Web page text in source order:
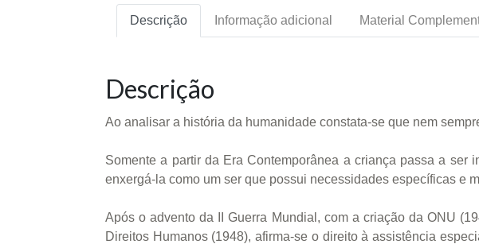
Descrição Informação adicional Material
Descrição
Ao analisar a história da humanidade constata-se que nem
Somente a partir da Era Contemporânea a criança passa a
enxergá-la como um ser que possui necessidades específicas e
Após o advento da II Guerra Mundial, com a criação da ONU
Direitos Humanos (1948), afirma-se o direito à assistência